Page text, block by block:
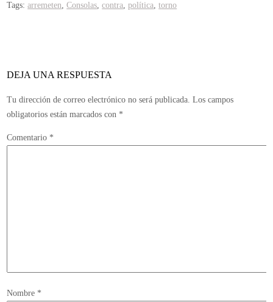
Tags:arremeten,Consolas,contra,política,torno
DEJA UNA RESPUESTA
Tu dirección de correo electrónico no será publicada. Los campos
obligatorios están marcados con *
Comentario *
Nombre *